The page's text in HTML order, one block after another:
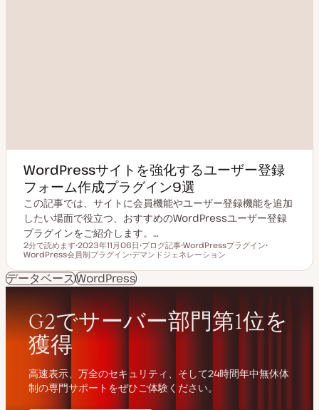
WordPressサイトを強化するユーザー登録
フォーム作成プラグイン9選
この記事では、サイトに会員機能やユーザー登録機能を追加
したい場面で役立つ、おすすめのWordPressユーザー登録
プラグインをご紹介します。…
読むのにかかる時間
2分で読めます
更
日
2023年11月06日
投
タ
ブログ記事
ト
ッ
WordPressプラグイン
ッ
WordPress会員制プラグイン
ピ
ッ
デマンドジェネレーション
データベースWordPress